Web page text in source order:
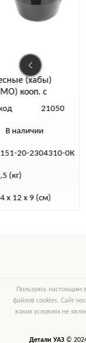
(хабы)
кооп. с
21050
В наличии
20-2304310-0К
(кг)
x 12 x 9 (см)
Пользуясь настоящим
файлов cookies. Сайт
каких условиях не
Детали УАЗ ©